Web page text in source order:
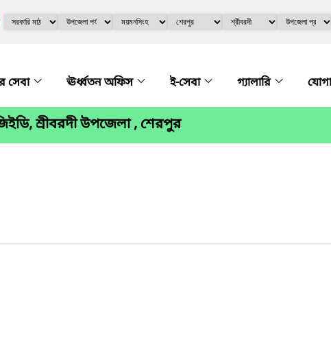
সেবা ঊর্ধ্বতন অফিস ই-সেবা গ্যালারি
শ্রীবরদী উপজেলা , শেরপুর